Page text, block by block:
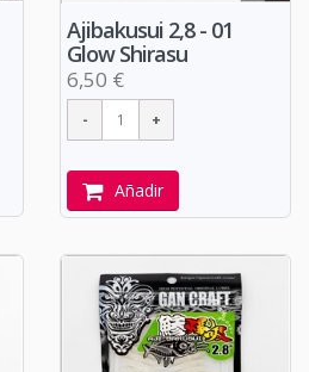
Ajibakusui 2,8 - 01
Glow Shirasu
6,50 €
Añadir